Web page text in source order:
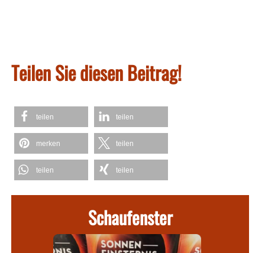
Teilen Sie diesen Beitrag!
teilen teilen
merken teilen
teilen teilen
Schaufenster